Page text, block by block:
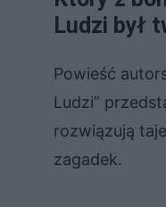
Ludzi był
Powieść
Ludzi”
rozwiązują
zagadek.